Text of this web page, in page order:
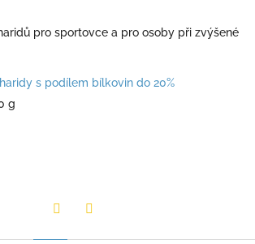
pro sportovce a pro osoby při zvýšené
s podílem bílkovin do 20%
g